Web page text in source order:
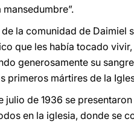
la comunidad de Daimiel
que les había tocado
generosamente su
primeros mártires de la
julio de 1936 se
en la iglesia, donde se